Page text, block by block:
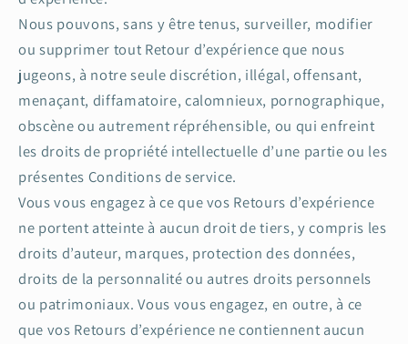
Nous pouvons, sans y être tenus, surveiller, modifier
ou supprimer tout Retour d’expérience que nous
jugeons, à notre seule discrétion, illégal, offensant,
menaçant, diffamatoire, calomnieux, pornographique,
obscène ou autrement répréhensible, ou qui enfreint
les droits de propriété intellectuelle d’une partie ou les
présentes Conditions de service.
Vous vous engagez à ce que vos Retours d’expérience
ne portent atteinte à aucun droit de tiers, y compris les
droits d’auteur, marques, protection des données,
droits de la personnalité ou autres droits personnels
ou patrimoniaux. Vous vous engagez, en outre, à ce
que vos Retours d’expérience ne contiennent aucun